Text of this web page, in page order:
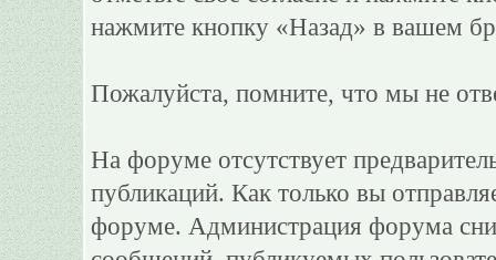
нажмите кнопку «Назад» в вашем
Пожалуйста, помните, что мы не
На форуме отсутствует
публикаций. Как только вы
форуме. Администрация форума